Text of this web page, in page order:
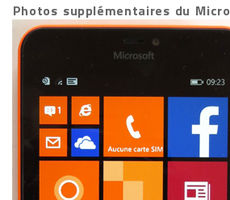
Photos supplémentaires du